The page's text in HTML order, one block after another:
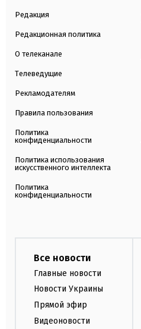
Редакция
Редакционная политика
О телеканале
Телеведущие
Рекламодателям
Правила пользования
Политика
конфиденциальности
Политика использования
искусственного интеллекта
Политика
конфиденциальности
Все новости
Главные новости
Новости Украины
Прямой эфир
Видеоновости